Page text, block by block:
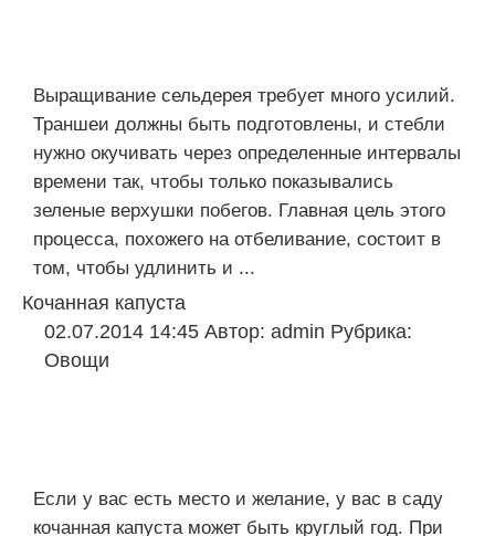
Выращивание сельдерея требует много усилий.
Траншеи должны быть подготовлены, и стебли
нужно окучивать через определенные интервалы
времени так, чтобы только показывались
зеленые верхушки побегов. Главная цель этого
процесса, похожего на отбеливание, состоит в
том, чтобы удлинить и ...
Кочанная капуста
02.07.2014 14:45 Автор: admin Рубрика:
Овощи
Если у вас есть место и желание, у вас в саду
кочанная капуста может быть круглый год. При